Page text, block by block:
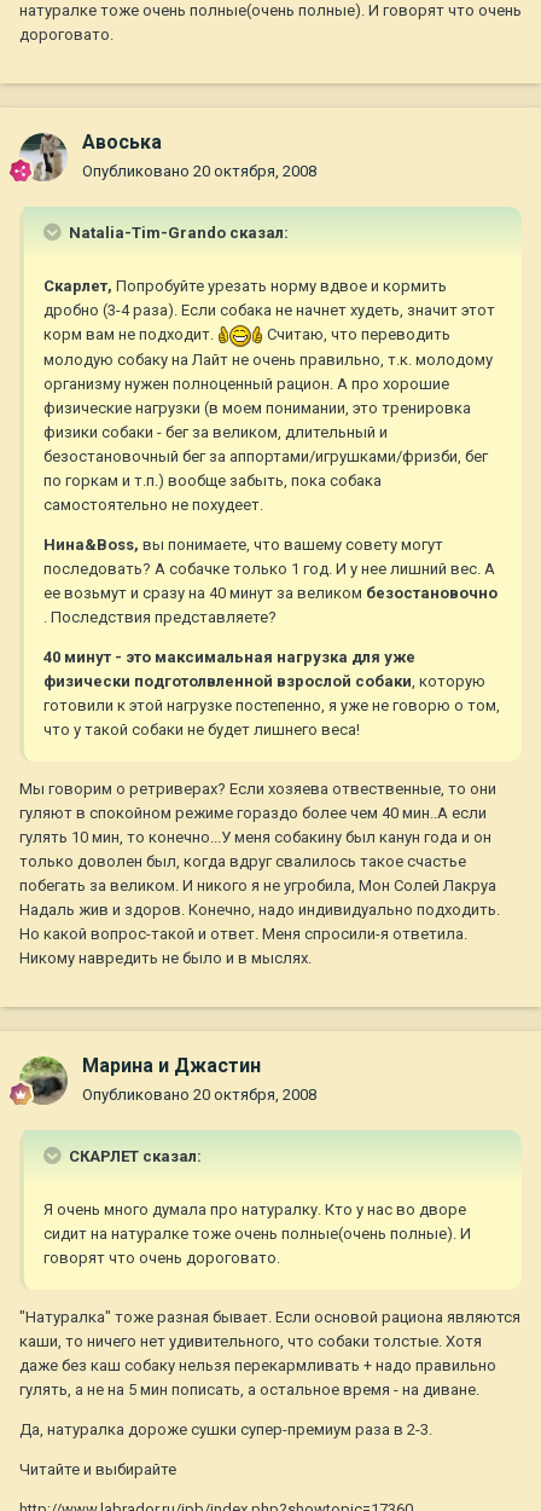
натуралке тоже очень полные(очень полные). И говорят что очень
дороговато.
Авоська
Опубликовано 20 октября, 2008
Natalia-Tim-Grando сказал:
Скарлет, Попробуйте урезать норму вдвое и кормить
дробно (3-4 раза). Если собака не начнет худеть, значит этот
корм вам не подходит.
Считаю, что переводить
молодую собаку на Лайт не очень правильно, т.к. молодому
организму нужен полноценный рацион. А про хорошие
физические нагрузки (в моем понимании, это тренировка
физики собаки - бег за великом, длительный и
безостановочный бег за аппортами/игрушками/фризби, бег
по горкам и т.п.) вообще забыть, пока собака
самостоятельно не похудеет.
Нина&Boss, вы понимаете, что вашему совету могут
последовать? А собачке только 1 год. И у нее лишний вес. А
ее возьмут и сразу на 40 минут за великом безостановочно
. Последствия представляете?
40 минут - это максимальная нагрузка для уже
физически подготолвленной взрослой собаки , которую
готовили к этой нагрузке постепенно, я уже не говорю о том,
что у такой собаки не будет лишнего веса!
Мы говорим о ретриверах? Если хозяева отвественные, то они
гуляют в спокойном режиме гораздо более чем 40 мин..А если
гулять 10 мин, то конечно...У меня собакину был канун года и он
только доволен был, когда вдруг свалилось такое счастье
побегать за великом. И никого я не угробила, Мон Солей Лакруа
Надаль жив и здоров. Конечно, надо индивидуально подходить.
Но какой вопрос-такой и ответ. Меня спросили-я ответила.
Никому навредить не было и в мыслях.
Марина и Джастин
Опубликовано 20 октября, 2008
СКАРЛЕТ сказал:
Я очень много думала про натуралку. Кто у нас во дворе
сидит на натуралке тоже очень полные(очень полные). И
говорят что очень дороговато.
"Натуралка" тоже разная бывает. Если основой рациона являются
каши, то ничего нет удивительного, что собаки толстые. Хотя
даже без каш собаку нельзя перекармливать + надо правильно
гулять, а не на 5 мин пописать, а остальное время - на диване.
Да, натуралка дороже сушки супер-премиум раза в 2-3.
Читайте и выбирайте